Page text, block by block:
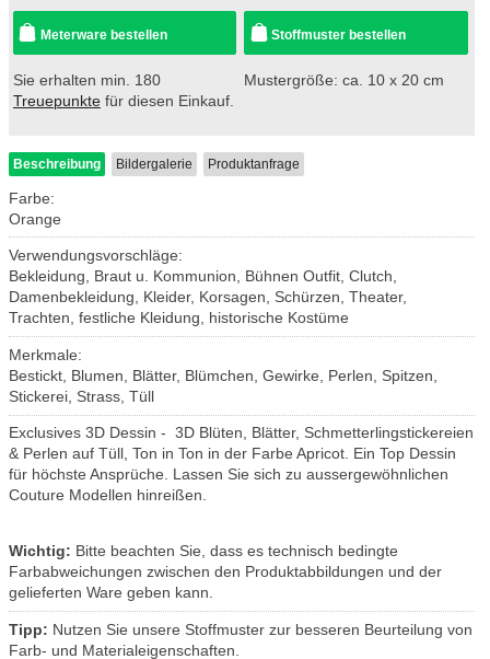
Meterware bestellen
Sie erhalten min. 180
Treuepunkte für diesen Einkauf.
Stoffmuster bestellen
Mustergröße: ca. 10 x 20 cm
Beschreibung Bildergalerie Produktanfrage
Farbe:
Orange
Verwendungsvorschläge:
Bekleidung, Braut u. Kommunion, Bühnen Outfit, Clutch,
Damenbekleidung, Kleider, Korsagen, Schürzen, Theater,
Trachten, festliche Kleidung, historische Kostüme
Merkmale:
Bestickt, Blumen, Blätter, Blümchen, Gewirke, Perlen, Spitzen,
Stickerei, Strass, Tüll
Exclusives 3D Dessin - 3D Blüten, Blätter, Schmetterlingstickereien
& Perlen auf Tüll, Ton in Ton in der Farbe Apricot. Ein Top Dessin
für höchste Ansprüche. Lassen Sie sich zu aussergewöhnlichen
Couture Modellen hinreißen.
Wichtig: Bitte beachten Sie, dass es technisch bedingte
Farbabweichungen zwischen den Produktabbildungen und der
gelieferten Ware geben kann.
Tipp: Nutzen Sie unsere Stoffmuster zur besseren Beurteilung von
Farb- und Materialeigenschaften.